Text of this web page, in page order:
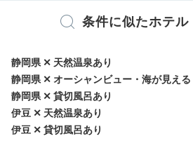
ハーフバイキング、牛・豚のしゃぶしゃぶ
揚げ、新鮮なお造り、金目鯛の煮付けなど
理でした。
条件に似たホテル
静岡県 ✕ 天然温泉あり
静岡県 ✕ オーシャンビュー・海が見える
静岡県 ✕ 貸切風呂あり
伊豆 ✕ 天然温泉あり
伊豆 ✕ 貸切風呂あり